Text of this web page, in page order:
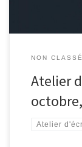
NON CLASSÉ
Atelier
Atelier